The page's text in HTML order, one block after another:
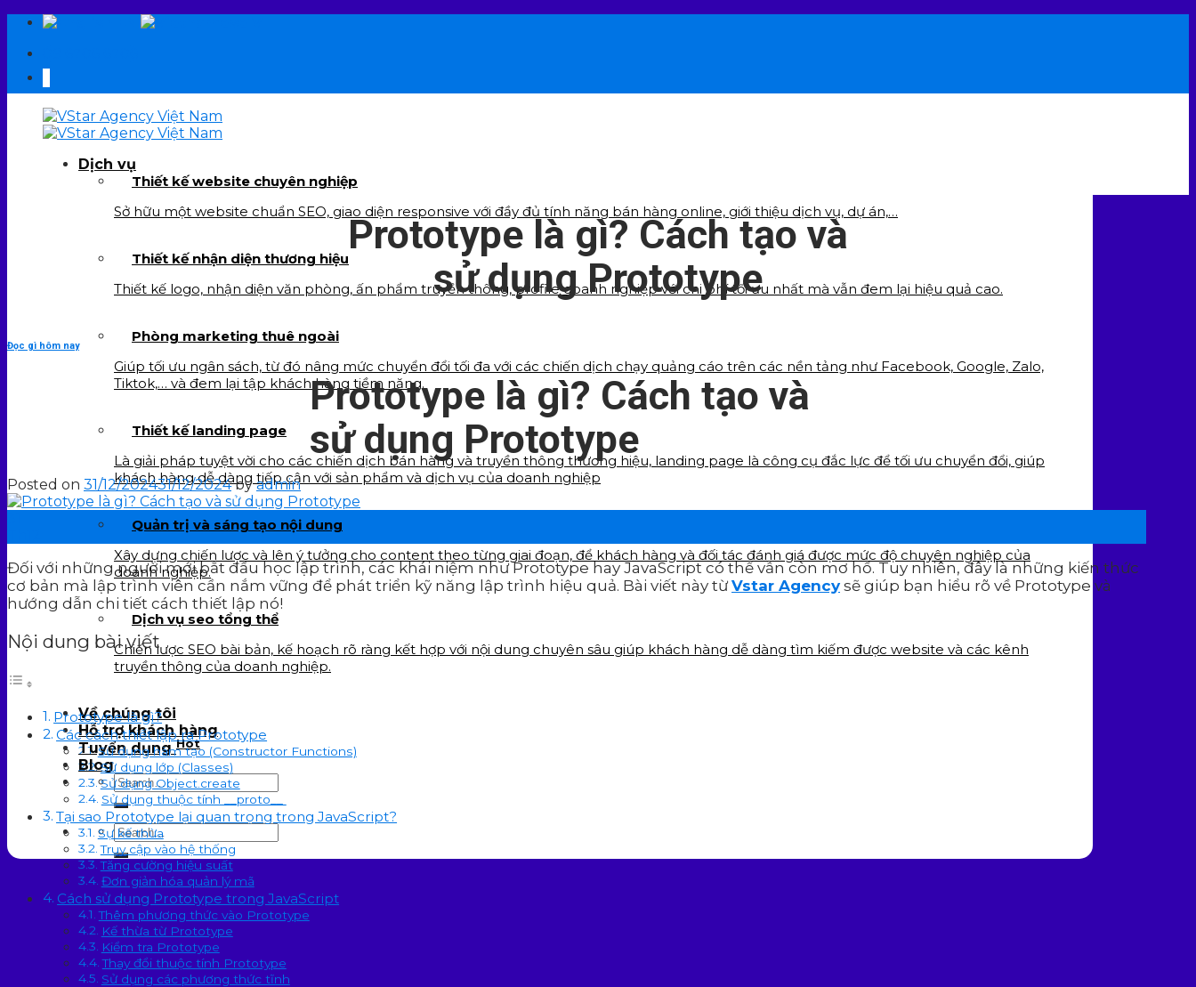
Skip
content
Dịch vụ
Thiết kế website chuyên nghiệp
Sở hữu một website chuẩn SEO, giao diện responsive với đầy đủ tính năng bán hàng online, giới thiệu dịch vụ, dự án,…
Thiết kế nhận diện thương hiệu
Thiết kế logo, nhận diện văn phòng, ấn phẩm truyền thông, profile doanh nghiệp với chi phí tối ưu nhất mà vẫn đem lại hiệu quả cao.
Phòng marketing thuê ngoài
Giúp tối ưu ngân sách, từ đó nâng mức chuyển đổi tối đa với các chiến dịch chạy quảng cáo trên các nền tảng như Facebook, Google, Zalo,
Tiktok,… và đem lại tập khách hàng tiềm năng.
Thiết kế landing page
Là giải pháp tuyệt vời cho các chiến dịch bán hàng và truyền thông thương hiệu, landing page là công cụ đắc lực để tối ưu chuyển đổi, giúp
khách hàng dễ dàng tiếp cận với sản phẩm và dịch vụ của doanh nghiệp
Quản trị và sáng tạo nội dung
Xây dựng chiến lược và lên ý tưởng cho content theo từng giai đoạn, để khách hàng và đối tác đánh giá được mức độ chuyên nghiệp của
doanh nghiệp.
Dịch vụ seo tổng thể
Chiến lược SEO bài bản, kế hoạch rõ ràng kết hợp với nội dung chuyên sâu giúp khách hàng dễ dàng tìm kiếm được website và các kênh
truyền thông của doanh nghiệp.
Về chúng tôi
Hỗ trợ khách hàng
Tuyển dụngHot
Blog
Prototype là gì? Cách tạo và
sử dụng Prototype
Đọc gì hôm nay
Prototype là gì? Cách tạo và
sử dụng Prototype
Posted on 31/12/202431/12/2024byadmin
Đối với những người mới bắt đầu học lập trình, các khái niệm như Prototype hay JavaScript có thể vẫn còn mơ hồ. Tuy nhiên, đây là những kiến thức
cơ bản mà lập trình viên cần nắm vững để phát triển kỹ năng lập trình hiệu quả. Bài viết này từ Vstar Agencysẽ giúp bạn hiểu rõ về Prototype và
hướng dẫn chi tiết cách thiết lập nó!
Nội dung bài viết
Prototype là gì?
Các cách thiết lập ra Prototype
Sử dụng hàm tạo (Constructor Functions)
Sử dụng lớp (Classes)
Sử dụng Object.create
Sử dụng thuộc tính __proto__
Tại sao Prototype lại quan trọng trong JavaScript?
Sự kế thừa
Truy cập vào hệ thống
Tăng cường hiệu suất
Đơn giản hóa quản lý mã
Cách sử dụng Prototype trong JavaScript
Thêm phương thức vào Prototype
Kế thừa từ Prototype
Kiểm tra Prototype
Thay đổi thuộc tính Prototype
Sử dụng các phương thức tĩnh